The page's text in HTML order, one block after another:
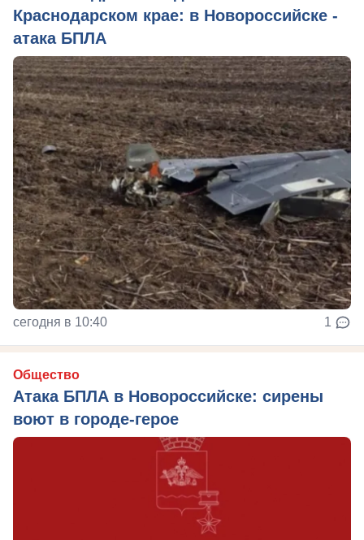
Краснодарском крае: в Новороссийске -
атака БПЛА
сегодня в 10:40 1
Общество
Атака БПЛА в Новороссийске: сирены
воют в городе-герое